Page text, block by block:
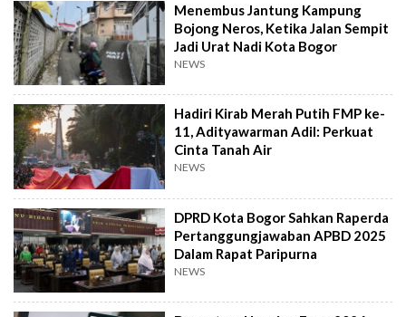
Menembus Jantung Kampung
Bojong Neros, Ketika Jalan Sempit
Jadi Urat Nadi Kota Bogor
NEWS
Hadiri Kirab Merah Putih FMP ke-
11, Adityawarman Adil: Perkuat
Cinta Tanah Air
NEWS
DPRD Kota Bogor Sahkan Raperda
Pertanggungjawaban APBD 2025
Dalam Rapat Paripurna
NEWS